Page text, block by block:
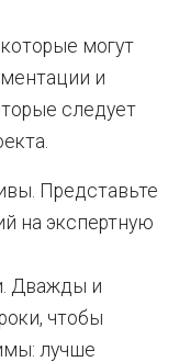
могут
и
следует
Представьте
на экспертную
Дважды и
чтобы
лучше